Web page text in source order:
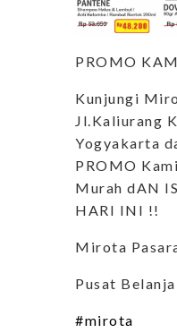
PROMO
Kunjungi
Jl.Kaliurang
Yogyakarta
PROMO
Murah dAN
HARI INI !!
Mirota
Pusat
#mirota